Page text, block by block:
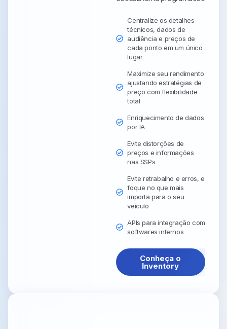
Centralize os detalhes
técnicos, dados de
audiência e preços de
cada ponto em um único
lugar
Maximize seu rendimento
ajustando estratégias de
preço com flexibilidade
total
Enriquecimento de dados
por IA
Evite distorções de
preços e informações
nas SSPs
Evite retrabalho e erros, e
foque no que mais
importa para o seu
veículo
APIs para integração com
softwares internos
Conheça o
Inventory